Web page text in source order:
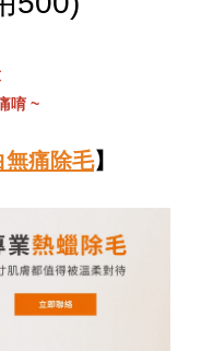
唷 ~
無痛除毛】